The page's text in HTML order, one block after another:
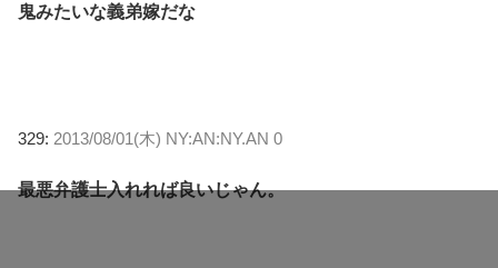
鬼みたいな義弟嫁だな
329: 2013/08/01(木) NY:AN:NY.AN 0
最悪弁護士入れれば良いじゃん。